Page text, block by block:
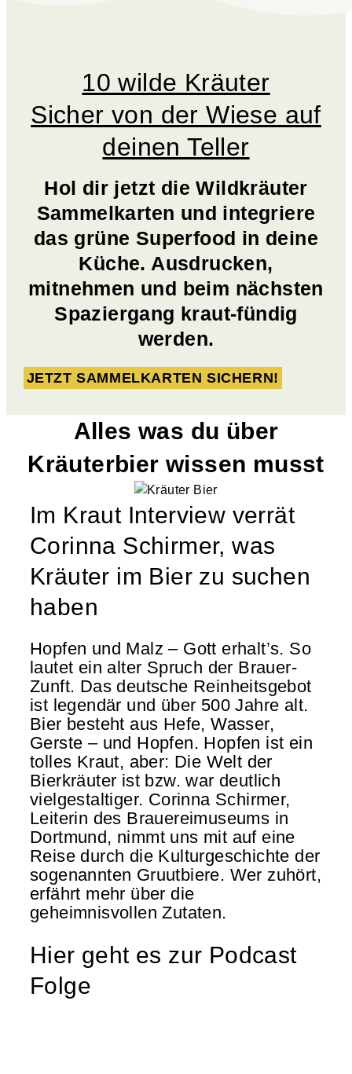
10 wilde Kräuter
Sicher von der Wiese auf
deinen Teller
Hol dir jetzt die Wildkräuter
Sammelkarten und integriere
das grüne Superfood in deine
Küche. Ausdrucken,
mitnehmen und beim nächsten
Spaziergang kraut-fündig
werden.
JETZT SAMMELKARTEN SICHERN!
Alles was du über
Kräuterbier wissen musst
Im Kraut Interview verrät
Corinna Schirmer, was
Kräuter im Bier zu suchen
haben
Hopfen und Malz – Gott erhalt’s. So
lautet ein alter Spruch der Brauer-
Zunft. Das deutsche Reinheitsgebot
ist legendär und über 500 Jahre alt.
Bier besteht aus Hefe, Wasser,
Gerste – und Hopfen. Hopfen ist ein
tolles Kraut, aber: Die Welt der
Bierkräuter ist bzw. war deutlich
vielgestaltiger. Corinna Schirmer,
Leiterin des Brauereimuseums in
Dortmund, nimmt uns mit auf eine
Reise durch die Kulturgeschichte der
sogenannten Gruutbiere. Wer zuhört,
erfährt mehr über die
geheimnisvollen Zutaten.
Hier geht es zur Podcast
Folge